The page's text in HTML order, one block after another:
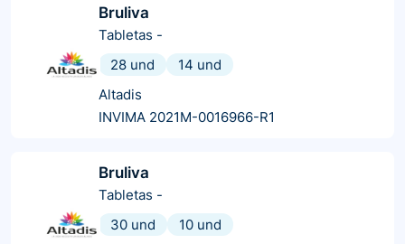
Bruliva
Tabletas -
28 und
14 und
Altadis
INVIMA 2021M-0016966-R1
Bruliva
Tabletas -
30 und
10 und